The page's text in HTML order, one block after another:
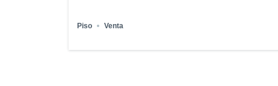
Piso Venta